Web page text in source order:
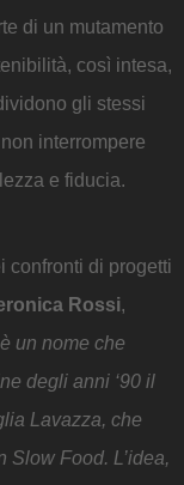
di un mutamento
così intesa,
gli stessi
interrompere
e fiducia.
confronti di progetti
Rossi,
un nome che
degli anni ‘90 il
Lavazza, che
Slow Food. L’idea,